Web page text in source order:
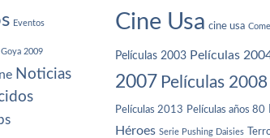
Eventos
Goya 2009
Noticias
Cine Usa cine usa
Películas 2003 Películas
2007 Películas 2008
Películas 2013 Películas años 80
Héroes Serie Pushing Daisies